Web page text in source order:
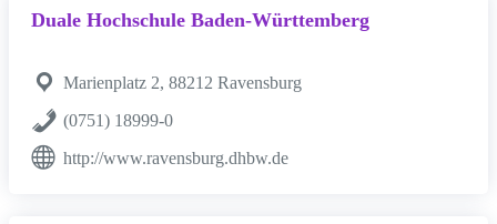
Duale Hochschule Baden-Württemberg
Marienplatz 2, 88212 Ravensburg
(0751) 18999-0
http://www.ravensburg.dhbw.de